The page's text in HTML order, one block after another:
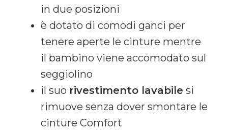
in due posizioni
è dotato di comodi ganci per
tenere aperte le cinture mentre
il bambino viene accomodato sul
seggiolino
il suo rivestimento lavabile si
rimuove senza dover smontare le
cinture Comfort